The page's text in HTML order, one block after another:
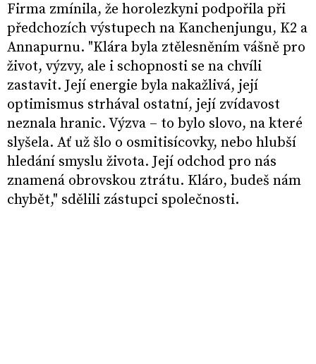
Firma zmínila, že horolezkyni podpořila při
předchozích výstupech na Kanchenjungu, K2 a
Annapurnu. "Klára byla ztělesněním vášně pro
život, výzvy, ale i schopnosti se na chvíli
zastavit. Její energie byla nakažlivá, její
optimismus strhával ostatní, její zvídavost
neznala hranic. Výzva – to bylo slovo, na které
slyšela. Ať už šlo o osmitisícovky, nebo hlubší
hledání smyslu života. Její odchod pro nás
znamená obrovskou ztrátu. Kláro, budeš nám
chybět," sdělili zástupci společnosti.